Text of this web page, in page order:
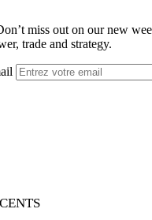
miss out on our new
trade and strategy.